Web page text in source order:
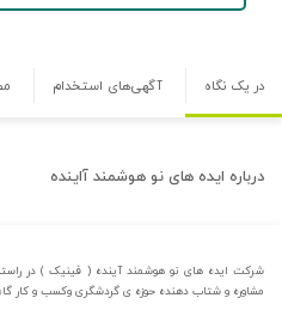
در یک نگاه آگهی‌های استخدام
درباره ایده های نو هوشمند آاینده
شرکت ایده های نو هوشمند آینده ( فینیک ) در
مشاوره و شتاب دهنده حوزه ی گردشگری وکسب و کار گام